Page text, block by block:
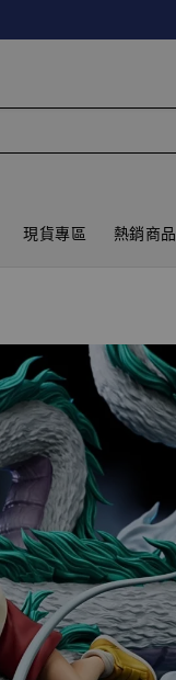
現貨專區 熱銷商品